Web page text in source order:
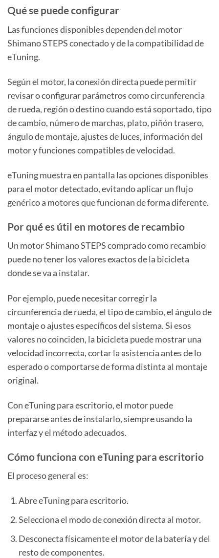
Qué se puede configurar
Las funciones disponibles dependen del motor
Shimano STEPS conectado y de la compatibilidad de
eTuning.
Según el motor, la conexión directa puede permitir
revisar o configurar parámetros como circunferencia
de rueda, región o destino cuando está soportado, tipo
de cambio, número de marchas, plato, piñón trasero,
ángulo de montaje, ajustes de luces, información del
motor y funciones compatibles de velocidad.
eTuning muestra en pantalla las opciones disponibles
para el motor detectado, evitando aplicar un flujo
genérico a motores que funcionan de forma diferente.
Por qué es útil en motores de recambio
Un motor Shimano STEPS comprado como recambio
puede no tener los valores exactos de la bicicleta
donde se va a instalar.
Por ejemplo, puede necesitar corregir la
circunferencia de rueda, el tipo de cambio, el ángulo de
montaje o ajustes específicos del sistema. Si esos
valores no coinciden, la bicicleta puede mostrar una
velocidad incorrecta, cortar la asistencia antes de lo
esperado o comportarse de forma distinta al montaje
original.
Con eTuning para escritorio, el motor puede
prepararse antes de instalarlo, siempre usando la
interfaz y el método adecuados.
Cómo funciona con eTuning para escritorio
El proceso general es:
Abre eTuning para escritorio.
Selecciona el modo de conexión directa al motor.
Desconecta físicamente el motor de la batería y del
resto de componentes.